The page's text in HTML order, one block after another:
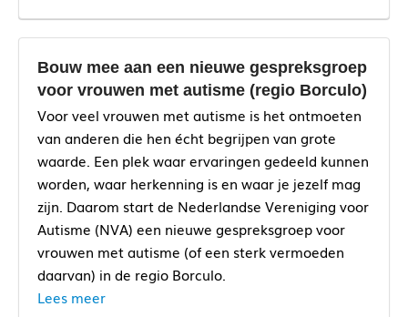
Bouw mee aan een nieuwe gespreksgroep
voor vrouwen met autisme (regio Borculo)
Voor veel vrouwen met autisme is het ontmoeten
van anderen die hen écht begrijpen van grote
waarde. Een plek waar ervaringen gedeeld kunnen
worden, waar herkenning is en waar je jezelf mag
zijn. Daarom start de Nederlandse Vereniging voor
Autisme (NVA) een nieuwe gespreksgroep voor
vrouwen met autisme (of een sterk vermoeden
daarvan) in de regio Borculo.
Lees meer